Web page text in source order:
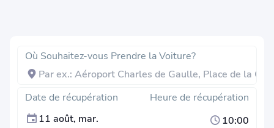
Où Souhaitez-vous Prendre la Voiture?
Date de récupération
11 août, mar.
Heure de récupération
10:00